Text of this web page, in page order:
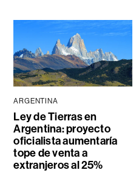
ARGENTINA
Ley de Tierras en
Argentina: proyecto
oficialista aumentaría
tope de venta a
extranjeros al 25%